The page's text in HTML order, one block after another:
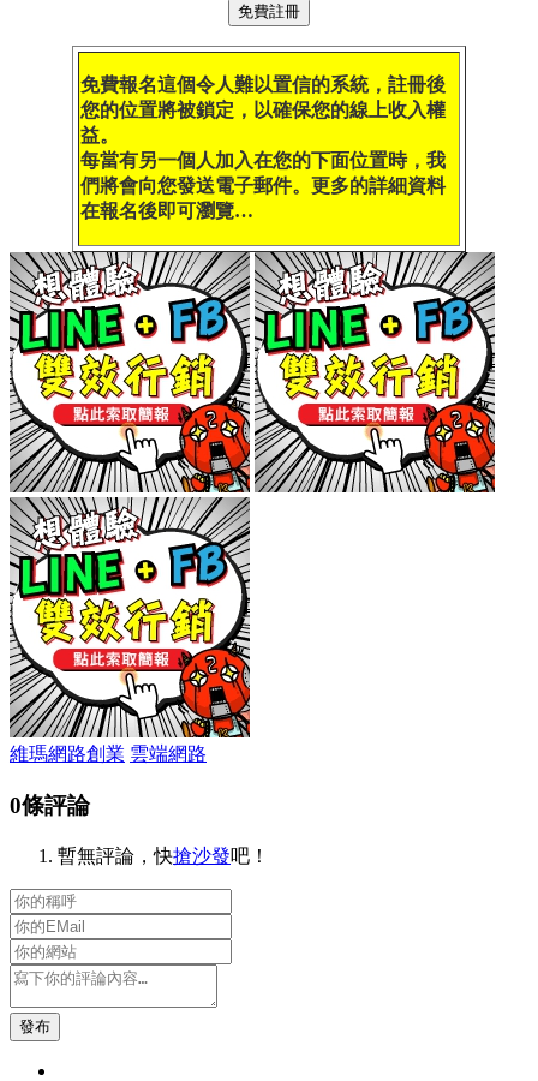
免費報名這個令人難以置信的系統，註冊後
您的位置將被鎖定，以確保您的線上收入權
益。
每當有另一個人加入在您的下面位置時，我
們將會向您發送電子郵件。更多的詳細資料
在報名後即可瀏覽…
維瑪網路創業 雲端網路
0條評論
暫無評論，快搶沙發吧！
發布